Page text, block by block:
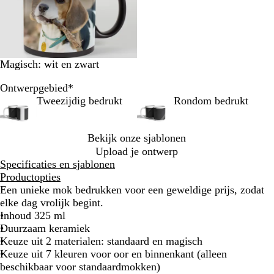
Magisch: wit en zwart
Ontwerpgebied*
Tweezijdig bedrukt
Rondom bedrukt
Bekijk onze sjablonen
Upload je ontwerp
Specificaties en sjablonen
Productopties
Een unieke mok bedrukken voor een geweldige prijs, zodat
elke dag vrolijk begint.
Inhoud 325 ml
Duurzaam keramiek
Keuze uit 2 materialen: standaard en magisch
Keuze uit 7 kleuren voor oor en binnenkant (alleen
beschikbaar voor standaardmokken)